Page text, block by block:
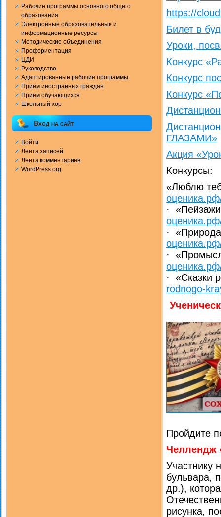
Рабочие программы основного общего
образования
Электронные образовательные и
информационные ресурсы
Методические объединения
Профориентация
ЦДИ
Руководство
Адаптированные рабочие программы
Прием иностранных граждан
Прием обучающихся
Школьный хор
Вход на сайт
Войти
Лента записей
Лента комментариев
WordPress.org
https://
Билет в
Уроки,
Конкурс
Конкурс
Конкурс
ГЛАЗАМИ»
Акция
Конкурсы:
«Люблю
·
·
·
· «Сказки
rodnogo-
Пройдите
Челлендж
Участнику
бульвара,
др.),
рисунка,